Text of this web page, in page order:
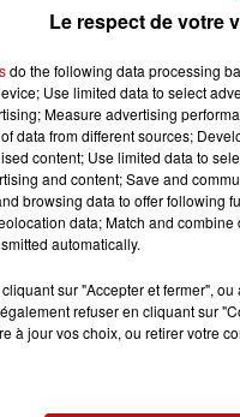
et mis fin à leur
et une nuit.
Le respect de votre
do the following data processing
Use limited data to select
Measure advertising
data from different sources;
content; Use limited data to
and content; Save and
browsing data to offer following
data; Match and
automatically.
sur "Accepter et fermer",
refuser en cliquant sur
à jour vos choix, ou retirer votre